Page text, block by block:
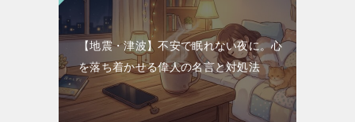
【地震・津波】不安で眠れない夜に。心
を落ち着かせる偉人の名言と対処法